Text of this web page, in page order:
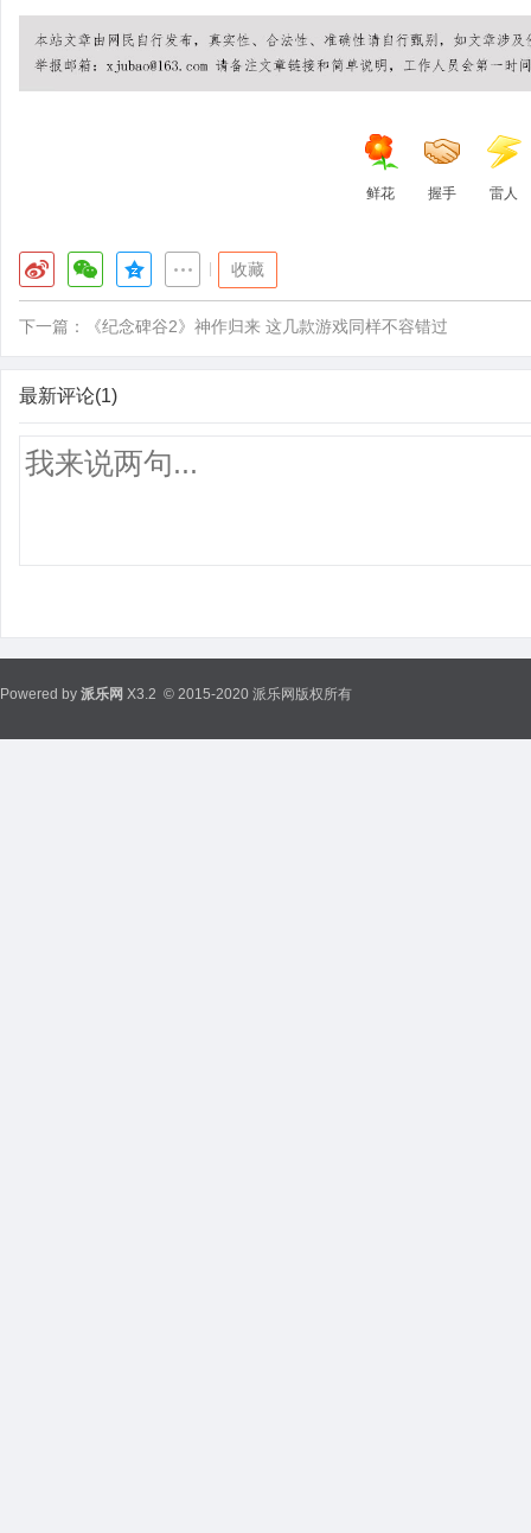
鲜花 握手 雷人
收藏
下一篇： 《纪念碑谷2》神作归来 这几款游戏同样不容错过
最新评论(1)
Powered by 派乐网 X3.2 © 2015-2020 派乐网版权所有